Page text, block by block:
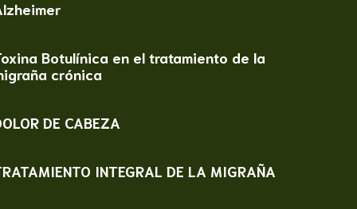
Botulínica en el tratamiento de la
crónica
DE CABEZA
INTEGRAL DE LA MIGRAÑA